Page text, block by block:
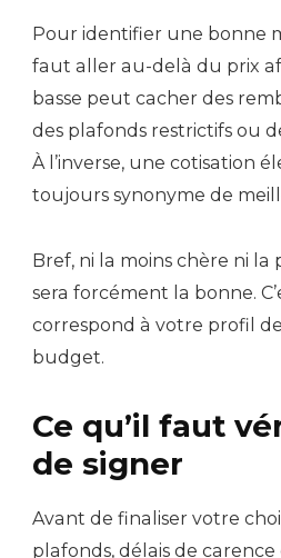
Pour identifier une bonne
faut aller au-delà du prix
basse peut cacher des
des plafonds restrictifs ou
À l’inverse, une cotisation
toujours synonyme de
Bref, ni la moins chère ni
sera forcément la bonne.
correspond à votre profil
budget.
Ce qu’il faut
de signer
Avant de finaliser votre
plafonds, délais de